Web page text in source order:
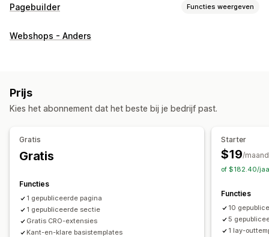
Pagebuilder Functies weergeven
Soorten pagina's
Contactpagina's
Snelle weergave Voetteksten Formulieren
404-pagina's
Link-in-bio-pagina
Prijzenpagina's
Themasecties
Pagina´s beheren
Bewerkingstool Elementen
Importeren en exporteren
Conceptpagina's Paginaversies
Webshops - Anders
Prijs
Kies het abonnement dat het beste bij je bedrijf past.
Gratis
Gratis
Functies
1 gepubliceerde pagina
1 gepubliceerde sectie
Gratis CRO-extensies
Kant-en-klare basistemplates
Starter
$19/maand
of $182.40/
Functies
10
5
1 lay-